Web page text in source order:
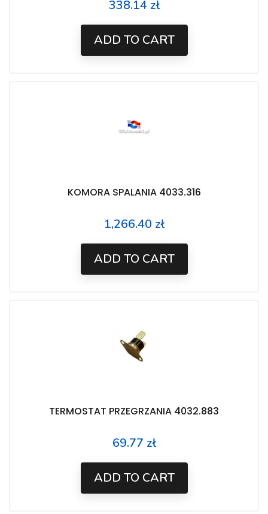
Price
338.14 zł
ADD TO CART
KOMORA SPALANIA 4033.316
Price
1,266.40 zł
ADD TO CART
TERMOSTAT PRZEGRZANIA 4032.883
Price
69.77 zł
ADD TO CART